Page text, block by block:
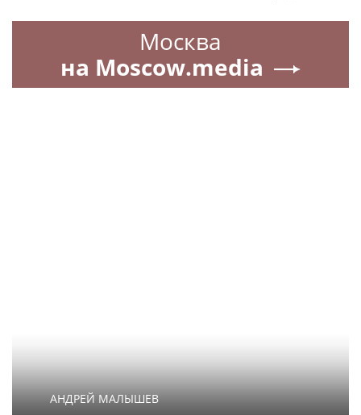
Москва
на Moscow.media
АНДРЕЙ МАЛЫШЕВ